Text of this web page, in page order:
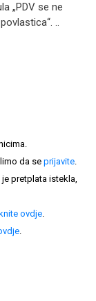
„PDV se ne
..
da se prijavite.
pretplata istekla,
ovdje.
.